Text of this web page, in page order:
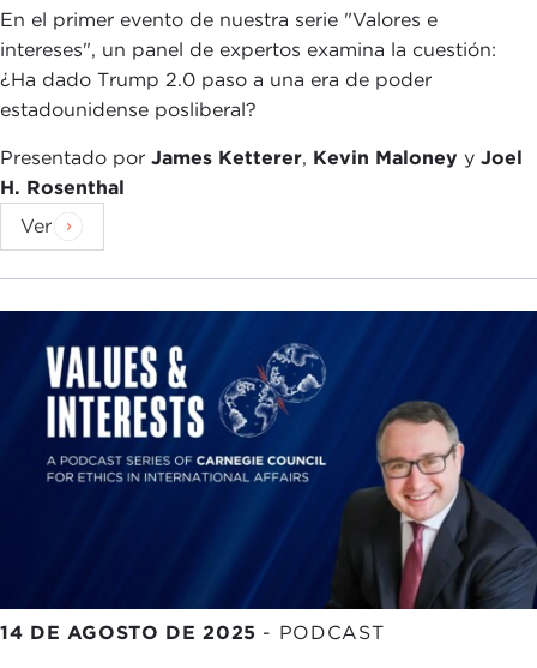
En el primer evento de nuestra serie "Valores e
intereses", un panel de expertos examina la cuestión:
¿Ha dado Trump 2.0 paso a una era de poder
estadounidense posliberal?
Presentado por James Ketterer, Kevin Maloney y Joel
H. Rosenthal
Ver
14 DE AGOSTO DE 2025 - PODCAST